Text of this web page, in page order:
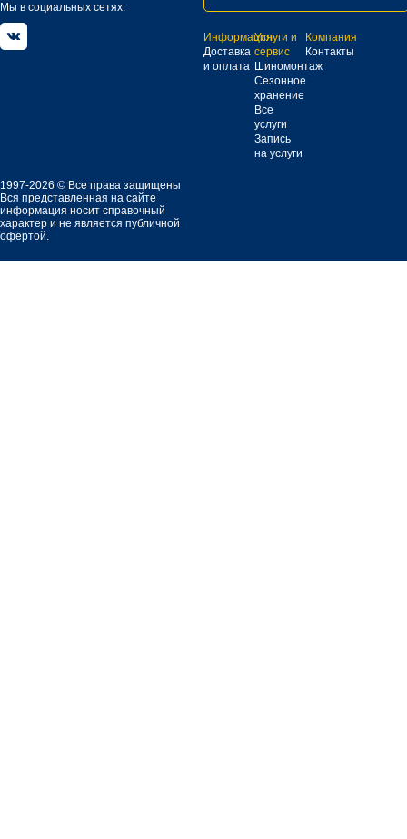
Мы в социальных сетях:
Информация
Доставка
и оплата
Услуги и
сервис
Шиномонтаж
Сезонное
хранение
Все
услуги
Запись
на услуги
Компания
Контакты
1997-2026 © Все права защищены
Вся представленная на сайте
информация носит справочный
характер и не является публичной
офертой.